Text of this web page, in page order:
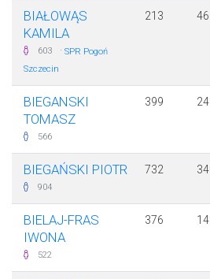
BIAŁOWĄS
KAMILA
603 · SPR Pogoń
Szczecin
213 46
BIEGANSKI
TOMASZ
566
399
BIEGAŃSKI PIOTR
904
732
BIELAJ-FRAS
IWONA
522
376